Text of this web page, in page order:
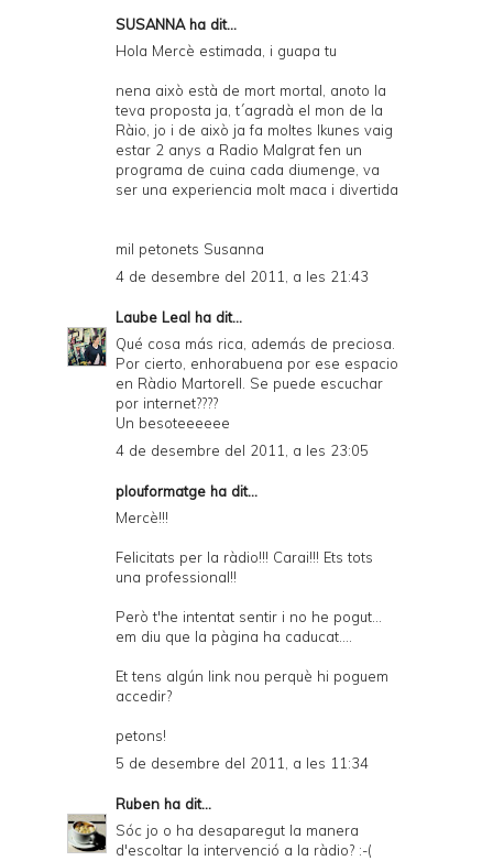
SUSANNAha dit...
Hola Mercè estimada, i guapa tu
nena això està de mort mortal, anoto la
teva proposta ja, t´agradà el mon de la
Ràio, jo i de això ja fa moltes lkunes vaig
estar 2 anys a Radio Malgrat fen un
programa de cuina cada diumenge, va
ser una experiencia molt maca i divertida
mil petonets Susanna
4 de desembre del 2011, a les 21:43
Laube Leal ha dit...
Qué cosa más rica, además de preciosa.
Por cierto, enhorabuena por ese espacio
en Ràdio Martorell. Se puede escuchar
por internet????
Un besoteeeeee
4 de desembre del 2011, a les 23:05
plouformatge ha dit...
Mercè!!!
Felicitats per la ràdio!!! Carai!!! Ets tots
una professional!!
Però t'he intentat sentir i no he pogut...
em diu que la pàgina ha caducat....
Et tens algún link nou perquè hi poguem
accedir?
petons!
5 de desembre del 2011, a les 11:34
Ruben ha dit...
Sóc jo o ha desaparegut la manera
d'escoltar la intervenció a la ràdio? :-(